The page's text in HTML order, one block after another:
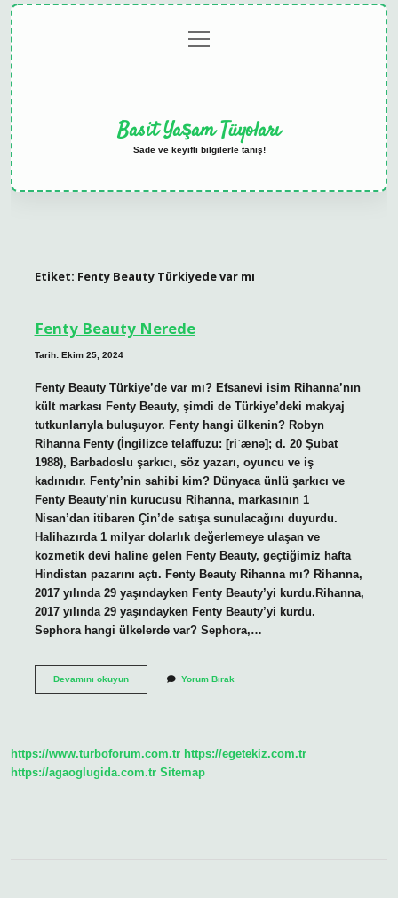
menüyü
aç
Basit Yaşam Tüyoları
Sade ve keyifli bilgilerle tanış!
Etiket: Fenty Beauty Türkiyede var mı
Fenty Beauty Nerede
Tarih: Ekim 25, 2024
Fenty Beauty Türkiye’de var mı? Efsanevi isim Rihanna’nın
kült markası Fenty Beauty, şimdi de Türkiye’deki makyaj
tutkunlarıyla buluşuyor. Fenty hangi ülkenin? Robyn
Rihanna Fenty (İngilizce telaffuzu: [riˈænə]; d. 20 Şubat
1988), Barbadoslu şarkıcı, söz yazarı, oyuncu ve iş
kadınıdır. Fenty’nin sahibi kim? Dünyaca ünlü şarkıcı ve
Fenty Beauty’nin kurucusu Rihanna, markasının 1
Nisan’dan itibaren Çin’de satışa sunulacağını duyurdu.
Halihazırda 1 milyar dolarlık değerlemeye ulaşan ve
kozmetik devi haline gelen Fenty Beauty, geçtiğimiz hafta
Hindistan pazarını açtı. Fenty Beauty Rihanna mı? Rihanna,
2017 yılında 29 yaşındayken Fenty Beauty’yi kurdu.Rihanna,
2017 yılında 29 yaşındayken Fenty Beauty’yi kurdu.
Sephora hangi ülkelerde var? Sephora,…
Devamını okuyunFenty
Yorum Bırak
https://www.turboforum.com.tr https://egetekiz.com.tr
https://agaoglugida.com.tr Sitemap